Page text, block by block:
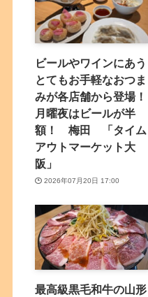
ビールやワインにあう
とてもお手軽なおつま
みが各店舗から登場！
月曜夜はビールが半
額！ 梅田 「タイム
アウトマーケット大
阪」
2026年07月20日 17:00
最高級黒毛和牛の山形